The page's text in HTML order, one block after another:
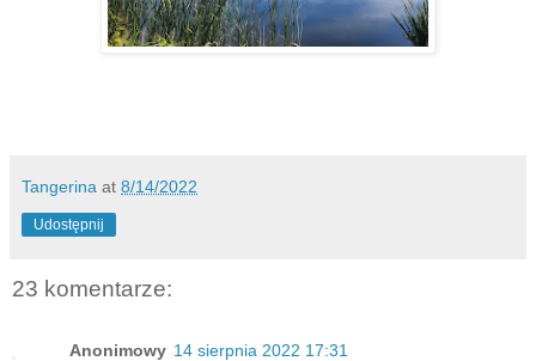
Tangerina at 8/14/2022
Udostępnij
23 komentarze:
Anonimowy 14 sierpnia 2022 17:31